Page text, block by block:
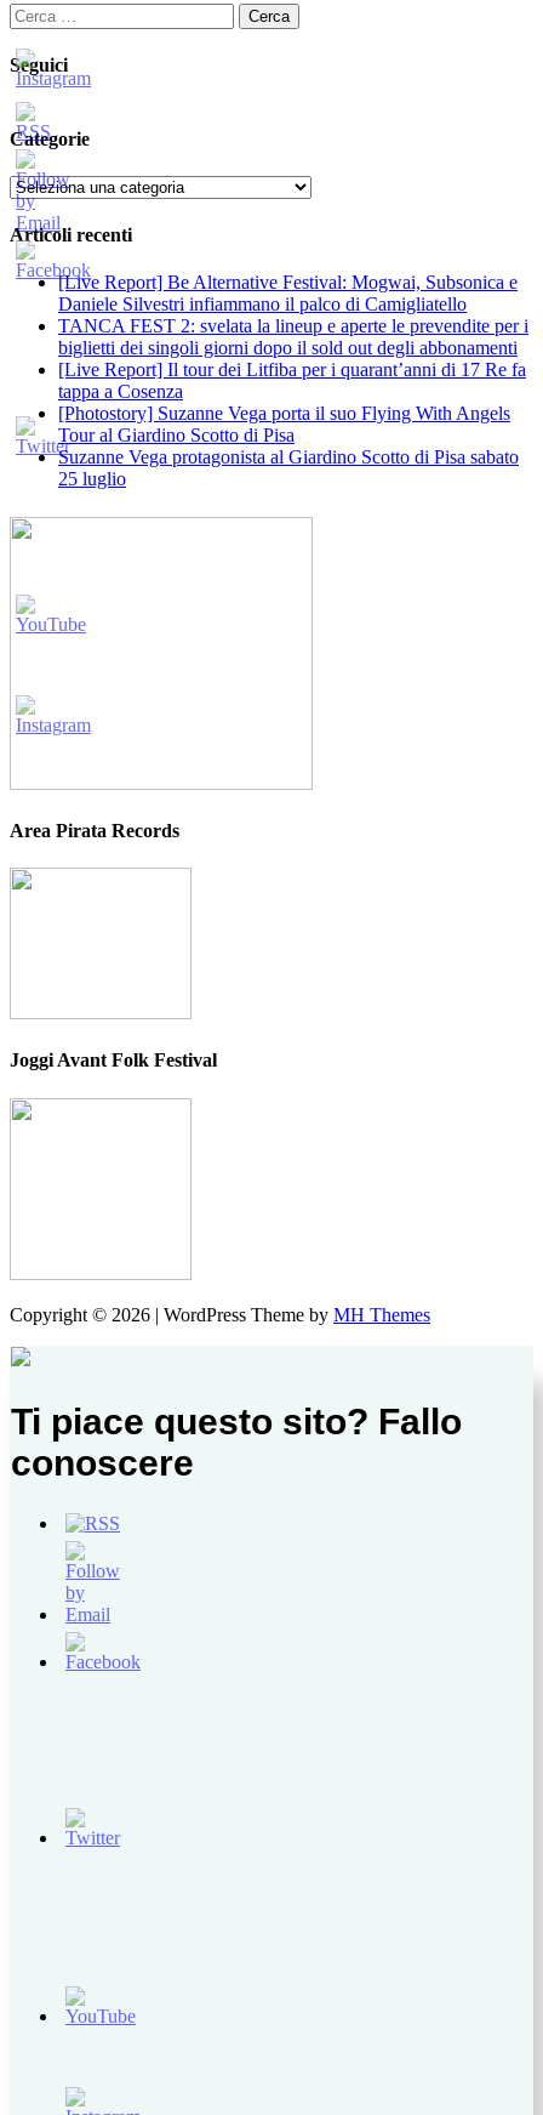
Ricerca
per:
Seguici
Categorie
Categorie
Articoli recenti
[Live Report] Be Alternative Festival: Mogwai, Subsonica e
Daniele Silvestri infiammano il palco di Camigliatello
TANCA FEST 2: svelata la lineup e aperte le prevendite per i
biglietti dei singoli giorni dopo il sold out degli abbonamenti
[Live Report] Il tour dei Litfiba per i quarant’anni di 17 Re fa
tappa a Cosenza
[Photostory] Suzanne Vega porta il suo Flying With Angels
Tour al Giardino Scotto di Pisa
Suzanne Vega protagonista al Giardino Scotto di Pisa sabato
25 luglio
Area Pirata Records
Joggi Avant Folk Festival
Copyright © 2026 | WordPress Theme by MH Themes
Ti piace questo sito? Fallo
conoscere